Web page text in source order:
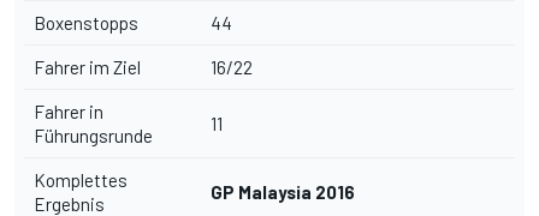
Boxenstopps 44
Fahrer im Ziel 16/22
Fahrer in
Führungsrunde
11
Komplettes
Ergebnis
GP Malaysia 2016